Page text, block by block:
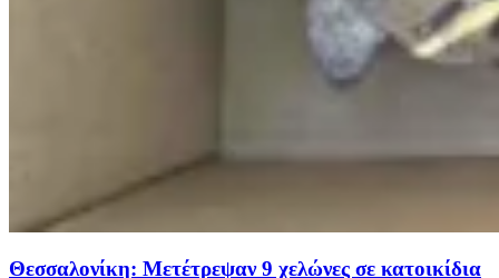
Θεσσαλονίκη: Μετέτρεψαν 9 χελώνες σε κατοικίδια